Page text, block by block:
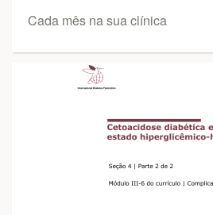
Cada mês na sua clínica